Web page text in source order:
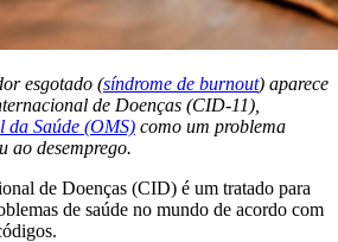
esgotado (síndrome de burnout) aparece
de Doenças (CID-11),
da Saúde (OMS) como um problema
ao desemprego.
de Doenças (CID) é um tratado para
de saúde no mundo de acordo com